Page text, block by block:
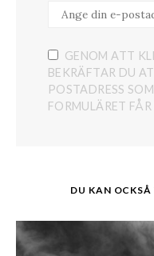
GENOM ATT
BEKRÄFTAR DU
POSTADRESS
FORMULÄRET
DU KAN